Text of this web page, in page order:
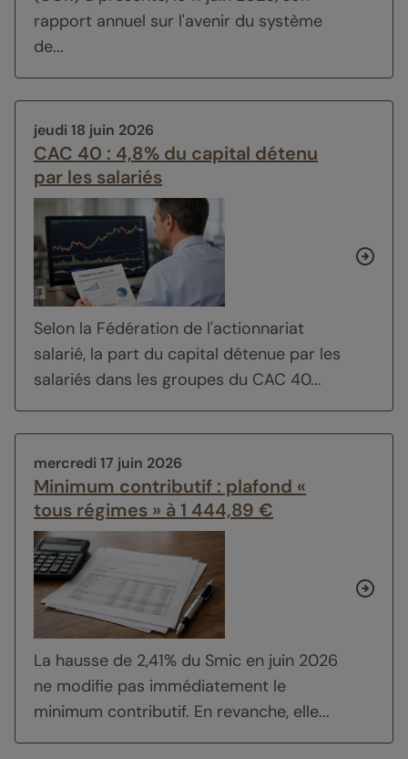
rapport annuel sur l'avenir du système
de...
jeudi 18 juin 2026
CAC 40 : 4,8% du capital détenu
par les salariés
Selon la Fédération de l'actionnariat
salarié, la part du capital détenue par les
salariés dans les groupes du CAC 40...
mercredi 17 juin 2026
Minimum contributif : plafond «
tous régimes » à 1 444,89 €
La hausse de 2,41% du Smic en juin 2026
ne modifie pas immédiatement le
minimum contributif. En revanche, elle...